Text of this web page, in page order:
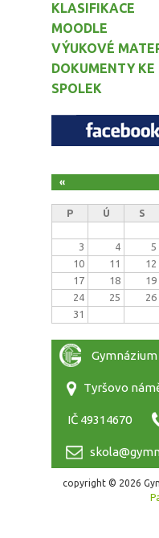
KLASIFIKACE
MOODLE
VÝUKOVÉ
DOKUMENTY KE
SPOLEK
«
P Ú S
3
4 5
10
11 12
17
18 19
24
25 26
31
Tyršovo
IČ 49314670
copyright © 2026